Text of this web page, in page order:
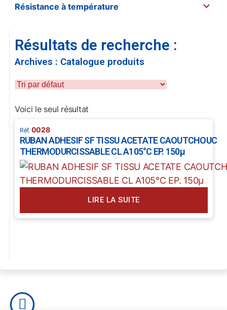
Résistance à température
Résultats de recherche :
Archives : Catalogue produits
Voici le seul résultat
RUBAN ADHESIF SF TISSU ACETATE CAOUTCHOUC
THERMODURCISSABLE CL A105°C EP. 150µ
0028
LIRE LA SUITE